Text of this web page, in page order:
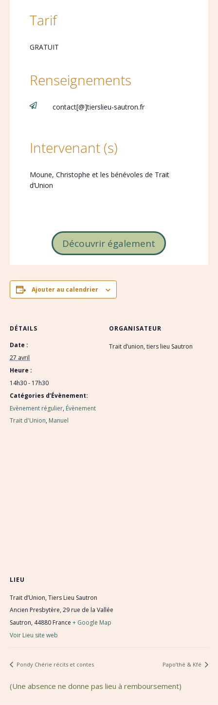
Tarif
GRATUIT
Renseignements
 contact[@]tierslieu-sautron.fr
Intervenant (s)
Moune, Christophe et les bénévoles de Trait
d’Union
Découvrir également
Ajouter au calendrier
DÉTAILS
Date :
27 avril
Heure :
14h30 - 17h30
Catégories d’Évènement:
Evènement régulier, Évènement
Trait d'Union, Manuel
ORGANISATEUR
Trait d’union, tiers lieu Sautron
LIEU
Trait d’Union, Tiers Lieu Sautron
Ancien Presbytère, 29 rue de la Vallée
Sautron, 44880 France + Google Map
Voir Lieu site web
Pondy Chérie récits et contes Papo’thé & Kfé
(Une absence ne donne pas lieu à remboursement)